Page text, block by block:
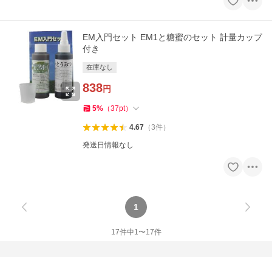
EM入門セット EM1と糖蜜のセット 計量カップ
付き
在庫なし
838円
5% （37pt）
4.67（3件）
発送日情報なし
1
17件中1〜17件